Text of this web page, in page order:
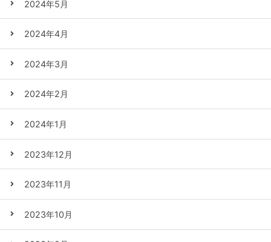
2024年5月
2024年4月
2024年3月
2024年2月
2024年1月
2023年12月
2023年11月
2023年10月